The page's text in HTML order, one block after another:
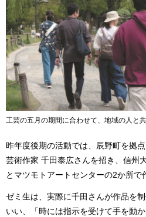
工芸の五月の期間に合わせて、地域の人と
昨年度後期の活動では、辰野町を拠
芸術作家 千田泰広さんを招き、信州
とマツモトアートセンターの2か所で
ゼミ生は、実際に千田さんが作品を
いい、「時には指示を受けて手を動